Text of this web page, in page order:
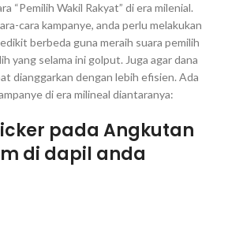
“Pemilih Wakil Rakyat” di era milenial.
cara kampanye, anda perlu melakukan
berbeda guna meraih suara pemilih
yang selama ini golput. Juga agar dana
dianggarkan dengan lebih efisien. Ada
di era milineal diantaranya:
pada Angkutan
di dapil anda